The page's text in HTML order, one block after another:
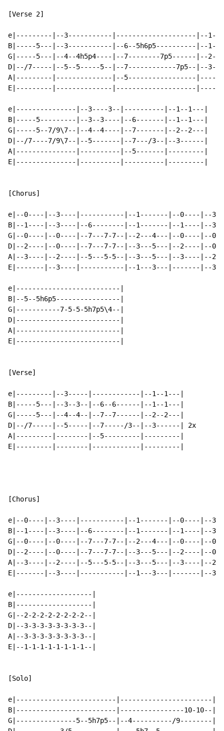
[Verse 2]
e|---------|--3-----------|--------------------|--1--
B|-----5---|--3-----------|--6--5h6p5----------|--1--
G|-----5---|--4--4h5p4----|--7--------7p5------|--
D|--/7-----|--5--5-----5--|--7------------7p5--|--
A|---------|--------------|--5-----------------
E|---------|--------------|--------------------
e|---------------|--3----3--|----------|--1--1---|
B|-----5---------|--3--3----|--6-------|--1--1---|
G|-----5--7/9\7--|--4--4----|--7-------|--2--2---|
D|--/7----7/9\7--|--5-------|--7---/3--|--3------|
A|---------------|----------|--5-------|---------|
E|---------------|----------|----------|---------|
[Chorus]
e|--0----|--3----|-----------|--1-------|--0----|--
B|--1----|--3----|--6--------|--1-------|--1----|--
G|--0----|--0----|--7---7-7--|--2---4---|--0----|--
D|--2----|--0----|--7---7-7--|--3---5---|--2----|--
A|--3----|--2----|--5---5-5--|--3---5---|--3----|--
E|-------|--3----|-----------|--1---3---|-------|--
e|--------------------------|
B|--5--5h6p5----------------|
G|-----------7-5-5-5h7p5\4--|
D|--------------------------|
A|--------------------------|
E|--------------------------|
[Verse]
e|---------|--3-----|------------|--1--1---|
B|-----5---|--3--3--|--6--6------|--1--1---|
G|-----5---|--4--4--|--7--7------|--2--2---|
D|--/7-----|--5-----|--7-----/3--|--3------| 2x
A|---------|--------|--5---------|---------|
E|---------|--------|------------|---------|
[Chorus]
e|--0----|--3----|-----------|--1-------|--0----|--
B|--1----|--3----|--6--------|--1-------|--1----|--
G|--0----|--0----|--7---7-7--|--2---4---|--0----|--
D|--2----|--0----|--7---7-7--|--3---5---|--2----|--
A|--3----|--2----|--5---5-5--|--3---5---|--3----|--
E|-------|--3----|-----------|--1---3---|-------|--
e|-------------------|
B|-------------------|
G|--2-2-2-2-2-2-2-2--|
D|--3-3-3-3-3-3-3-3--|
A|--3-3-3-3-3-3-3-3--|
E|--1-1-1-1-1-1-1-1--|
[Solo]
e|-------------------------|-----------------------
B|-------------------------|----------------10-10--
G|---------------5--5h7p5--|--4----------/9--------